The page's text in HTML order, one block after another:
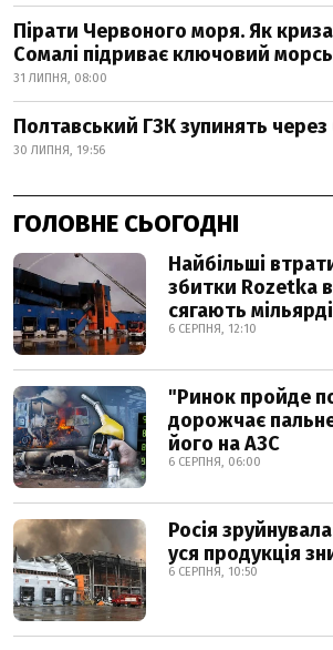
Пірати Червоного моря. Як
Сомалі підриває ключовий
31 ЛИПНЯ, 08:00
Полтавський ГЗК зупинять через
30 ЛИПНЯ, 19:56
ГОЛОВНЕ СЬОГОДНІ
Найбільші
збитки Rozetka
сягають
6 СЕРПНЯ, 12:10
"Ринок пройде
дорожчає
його на АЗС
6 СЕРПНЯ, 06:00
Росія
уся продукція
6 СЕРПНЯ, 10:50